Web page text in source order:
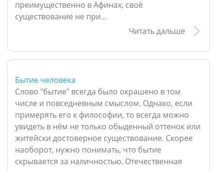
преимущественно в Афинах, своё
существование не при...
Читать дальше
Бытие человека
Слово "бытие" всегда было окрашено в том
числе и повседневным смыслом. Однако, если
примерять его к философии, то всегда можно
увидеть в нём не только обыденный оттенок или
житейски достоверное существование. Скорее
наоборот, нужно понимать, что бытие
скрывается за наличностью. Отечественная